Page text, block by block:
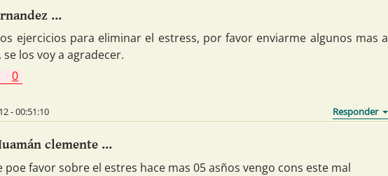
...
ejercicios para eliminar el estress, por favor enviarme algunos mas a
los voy a agradecer.
0
- 00:51:10
clemente ...
poe favor sobre el estres hace mas 05 asños vengo cons este mal